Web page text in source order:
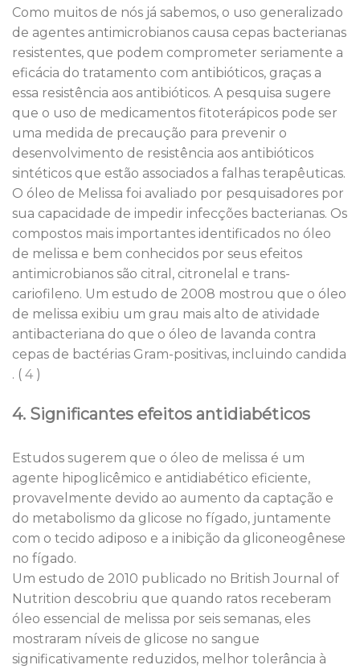
Como muitos de nós já sabemos, o uso generalizado
de agentes antimicrobianos causa cepas bacterianas
resistentes, que podem comprometer seriamente a
eficácia do tratamento com antibióticos, graças a
essa resistência aos antibióticos. A pesquisa sugere
que o uso de medicamentos fitoterápicos pode ser
uma medida de precaução para prevenir o
desenvolvimento de resistência aos antibióticos
sintéticos que estão associados a falhas terapêuticas.
O óleo de Melissa foi avaliado por pesquisadores por
sua capacidade de impedir infecções bacterianas. Os
compostos mais importantes identificados no óleo
de melissa e bem conhecidos por seus efeitos
antimicrobianos são citral, citronelal e trans-
cariofileno. Um estudo de 2008 mostrou que o óleo
de melissa exibiu um grau mais alto de atividade
antibacteriana do que o óleo de lavanda contra
cepas de bactérias Gram-positivas, incluindo candida
. ( 4)
4. Significantes efeitos antidiabéticos
Estudos sugerem que o óleo de melissa é um
agente hipoglicêmico e antidiabético eficiente,
provavelmente devido ao aumento da captação e
do metabolismo da glicose no fígado, juntamente
com o tecido adiposo e a inibição da gliconeogênese
no fígado.
Um estudo de 2010 publicado no British Journal of
Nutrition descobriu que quando ratos receberam
óleo essencial de melissa por seis semanas, eles
mostraram níveis de glicose no sangue
significativamente reduzidos, melhor tolerância à